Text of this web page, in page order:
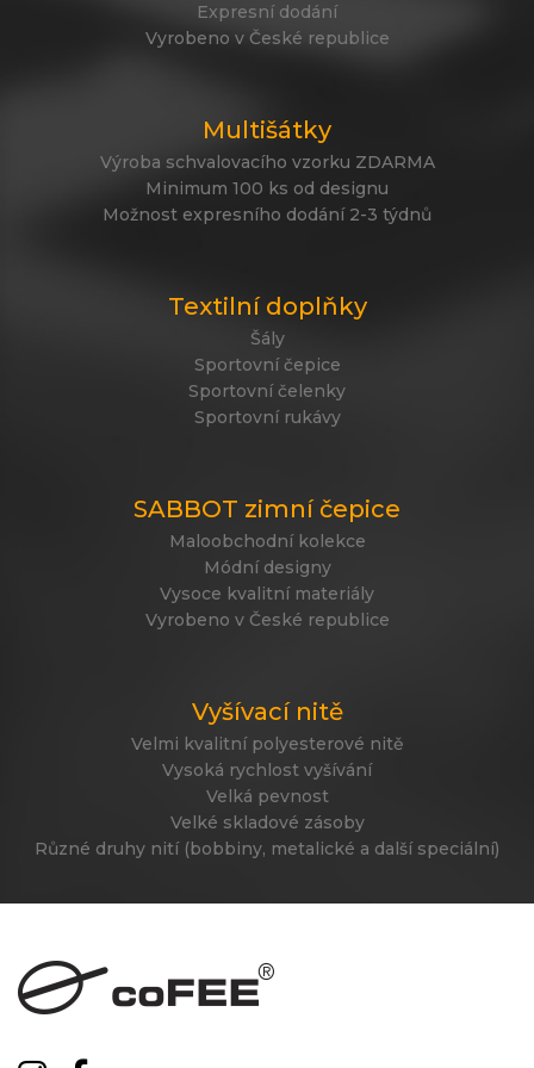
Expresní dodání
Vyrobeno v České republice
Multišátky
Výroba schvalovacího vzorku ZDARMA
Minimum 100 ks od designu
Možnost expresního dodání 2-3 týdnů
Textilní doplňky
Šály
Sportovní čepice
Sportovní čelenky
Sportovní rukávy
SABBOT zimní čepice
Maloobchodní kolekce
Módní designy
Vysoce kvalitní materiály
Vyrobeno v České republice
Vyšívací nitě
Velmi kvalitní polyesterové nitě
Vysoká rychlost vyšívání
Velká pevnost
Velké skladové zásoby
Různé druhy nití (bobbiny, metalické a další speciální)